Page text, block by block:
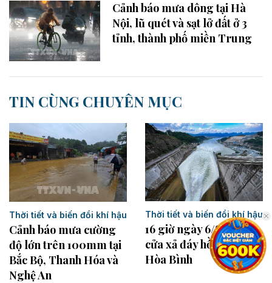
Cảnh báo mưa dông tại Hà
Nội, lũ quét và sạt lở đất ở 3
tỉnh, thành phố miền Trung
TIN CÙNG CHUYÊN MỤC
Thời tiết và biến đổi khí hậu
Cảnh báo mưa cường
độ lớn trên 100mm tại
Bắc Bộ, Thanh Hóa và
Nghệ An
Thời tiết và biến đổi khí hậu
16 giờ ngày 6/8, mở 1
cửa xả đáy hồ thủy điện
Hòa Bình